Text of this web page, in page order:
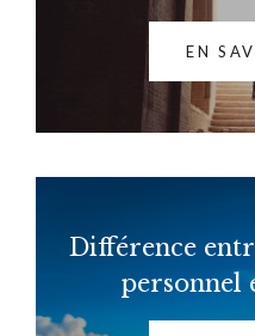
EN
Différence
personnel